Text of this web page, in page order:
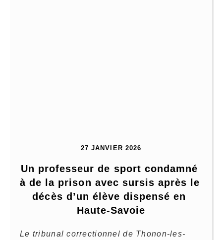
27 JANVIER 2026
Un professeur de sport condamné
à de la prison avec sursis après le
décès d’un élève dispensé en
Haute-Savoie
Le tribunal correctionnel de Thonon-les-